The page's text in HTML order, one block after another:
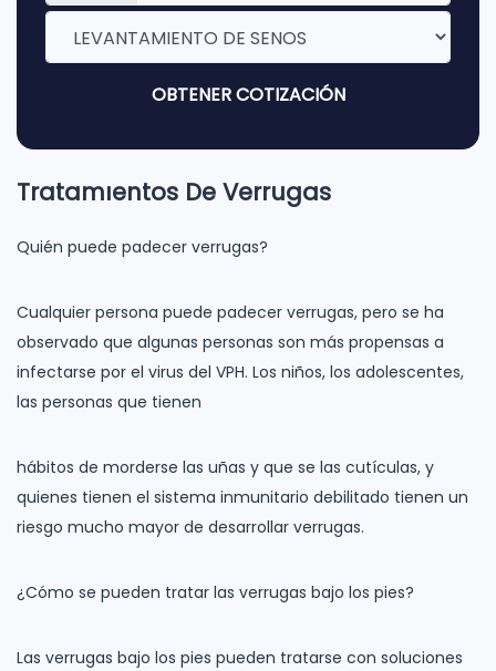
OBTENER COTIZACIÓN
Tratamıentos De Verrugas
Quién puede padecer verrugas?
Cualquier persona puede padecer verrugas, pero se ha
observado que algunas personas son más propensas a
infectarse por el virus del VPH. Los niños, los adolescentes,
las personas que tienen
hábitos de morderse las uñas y que se las cutículas, y
quienes tienen el sistema inmunitario debilitado tienen un
riesgo mucho mayor de desarrollar verrugas.
¿Cómo se pueden tratar las verrugas bajo los pies?
Las verrugas bajo los pies pueden tratarse con soluciones